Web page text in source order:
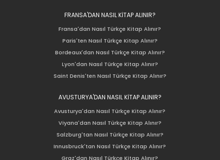
FRANSA'DAN NASIL KİTAP ALINIR?
Fransa'dan Nasıl Türkçe Kitap Alınır?
Paris'ten Nasıl Türkçe Kitap Alınır?
Bordeaux'dan Nasıl Türkçe Kitap Alınır?
Lyon'dan Nasıl Türkçe Kitap Alınır?
Saint Denis'ten Nasıl Türkçe Kitap Alınır?
AVUSTURYA'DAN NASIL KİTAP ALINIR?
Avusturya'dan Nasıl Türkçe Kitap Alınır?
Viyana'dan Nasıl Türkçe Kitap Alınır?
Salzburg'tan Nasıl Türkçe Kitap Alınır?
Innusbruck'tan Nasıl Türkçe Kitap Alınır?
Graz'dan Nasıl Türkçe Kitap Alınır?